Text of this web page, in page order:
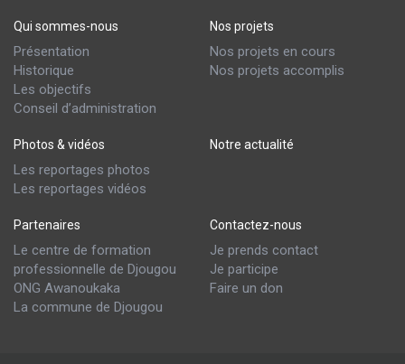
Qui sommes-nous
Présentation
Historique
Les objectifs
Conseil d’administration
Nos projets
Nos projets en cours
Nos projets accomplis
Photos & vidéos
Les reportages photos
Les reportages vidéos
Notre actualité
Partenaires
Le centre de formation
professionnelle de Djougou
ONG Awanoukaka
La commune de Djougou
Contactez-nous
Je prends contact
Je participe
Faire un don